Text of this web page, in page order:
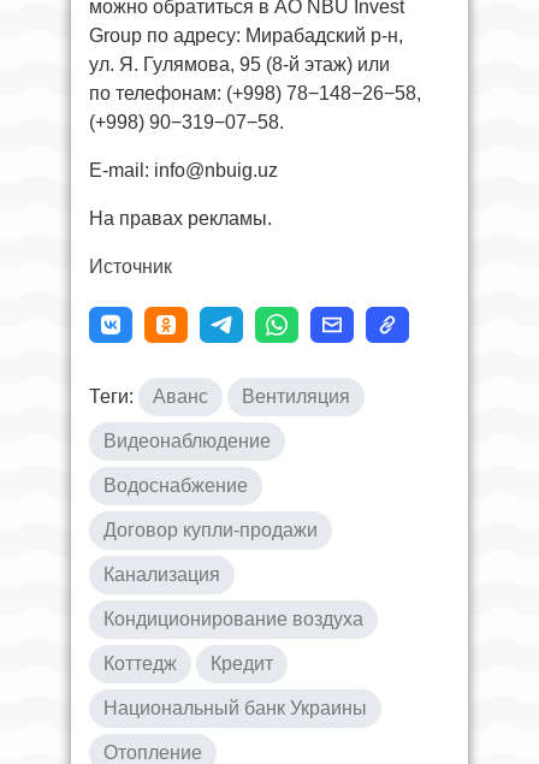
можно обратиться в АО NBU Invest
Group по адресу: Мирабадский р-н,
ул. Я. Гулямова, 95 (8-й этаж) или
по телефонам: (+998) 78−148−26−58,
(+998) 90−319−07−58.
E-mail: info@nbuig.uz
На правах рекламы.
Источник
Теги: Аванс Вентиляция
Видеонаблюдение
Водоснабжение
Договор купли-продажи
Канализация
Кондиционирование воздуха
Коттедж Кредит
Национальный банк Украины
Отопление